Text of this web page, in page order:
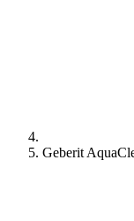
Geberit